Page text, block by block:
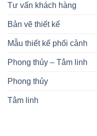
Tư vấn khách hàng
Bản vẽ thiết kế
Mẫu thiết kế phối cảnh
Phong thủy – Tâm linh
Phong thủy
Tâm linh